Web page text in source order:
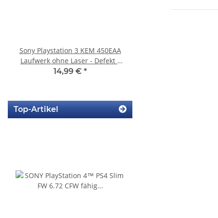
Sony Playstation 3 KEM 450EAA
Laufwerk ohne Laser - Defekt -
Eratzteilspender
14,99 € *
Top-Artikel